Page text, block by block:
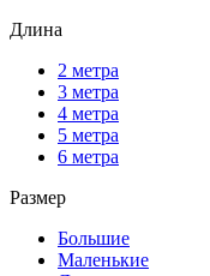
Длина
2 метра
3 метра
4 метра
5 метра
6 метра
Размер
Большие
Маленькие